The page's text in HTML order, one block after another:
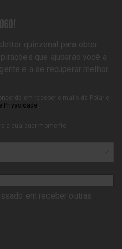
quinzenal para obter
que ajudarão você a
e a se recuperar melhor.
em receber e-mails da Polar e
Privacidade
a qualquer momento.
em receber outras